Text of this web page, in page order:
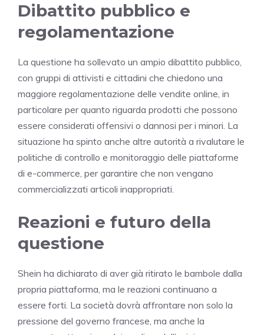
Dibattito pubblico e
regolamentazione
La questione ha sollevato un ampio dibattito pubblico,
con gruppi di attivisti e cittadini che chiedono una
maggiore regolamentazione delle vendite online, in
particolare per quanto riguarda prodotti che possono
essere considerati offensivi o dannosi per i minori. La
situazione ha spinto anche altre autorità a rivalutare le
politiche di controllo e monitoraggio delle piattaforme
di e-commerce, per garantire che non vengano
commercializzati articoli inappropriati.
Reazioni e futuro della
questione
Shein ha dichiarato di aver già ritirato le bambole dalla
propria piattaforma, ma le reazioni continuano a
essere forti. La società dovrà affrontare non solo la
pressione del governo francese, ma anche la